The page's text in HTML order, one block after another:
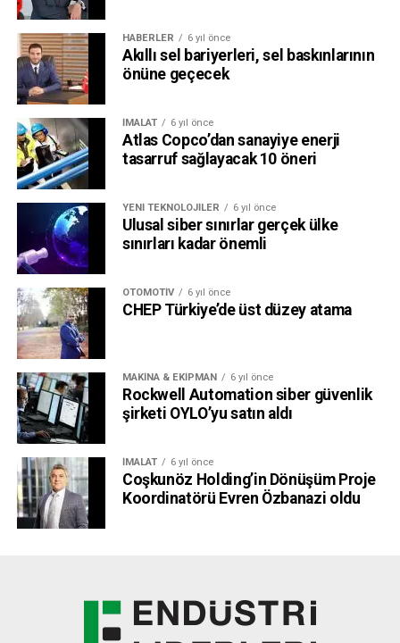
HABERLER 6 yıl önce
Akıllı sel bariyerleri, sel baskınlarının
önüne geçecek
İMALAT 6 yıl önce
Atlas Copco’dan sanayiye enerji
tasarruf sağlayacak 10 öneri
YENI TEKNOLOJILER 6 yıl önce
Ulusal siber sınırlar gerçek ülke
sınırları kadar önemli
OTOMOTIV 6 yıl önce
CHEP Türkiye’de üst düzey atama
MAKINA & EKIPMAN 6 yıl önce
Rockwell Automation siber güvenlik
şirketi OYLO’yu satın aldı
İMALAT 6 yıl önce
Coşkunöz Holding’in Dönüşüm Proje
Koordinatörü Evren Özbanazi oldu